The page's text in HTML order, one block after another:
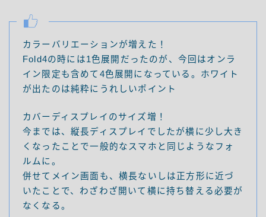
カラーバリエーションが増えた！
Fold4の時には1色展開だったのが、今回はオンラ
イン限定も含めて4色展開になっている。ホワイト
が出たのは純粋にうれしいポイント
カバーディスプレイのサイズ増！
今までは、縦長ディスプレイでしたが横に少し大き
くなったことで一般的なスマホと同じようなフォ
ルムに。
併せてメイン画面も、横長ないしは正方形に近づ
いたことで、わざわざ開いて横に持ち替える必要が
なくなる。